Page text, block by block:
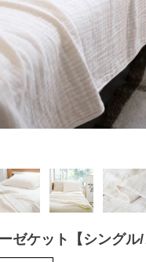
ゼケット【シングル/